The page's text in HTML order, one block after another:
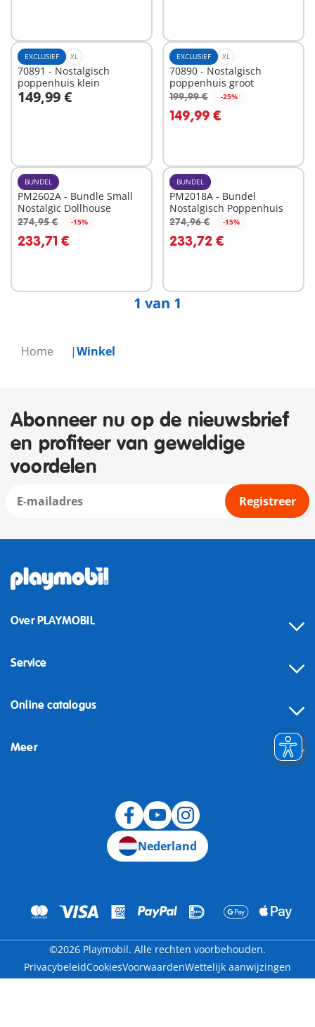
Home Winkel
EXCLUSIEF XL
70891 - Nostalgisch
poppenhuis klein
149,99 €
In winkelwagen
EXCLUSIEF XL
70890 - Nostalgisch
poppenhuis groot
199,99 € -25%
149,99 €
In winkelwagen
BUNDEL
PM2602A - Bundle Small
Nostalgic Dollhouse
274,95 € -15%
233,71 €
In winkelwagen
BUNDEL
PM2018A - Bundel
Nostalgisch Poppenhuis
274,96 € -15%
233,72 €
In winkelwagen
1 van 1
Abonneer nu op de nieuwsbrief
en profiteer van geweldige
voordelen
Registreer
Over PLAYMOBIL
Service
Online catalogus
Meer
Nederland
©2026 Playmobil. Alle rechten voorbehouden.
PrivacybeleidCookiesVoorwaardenWettelijk aanwijzingen